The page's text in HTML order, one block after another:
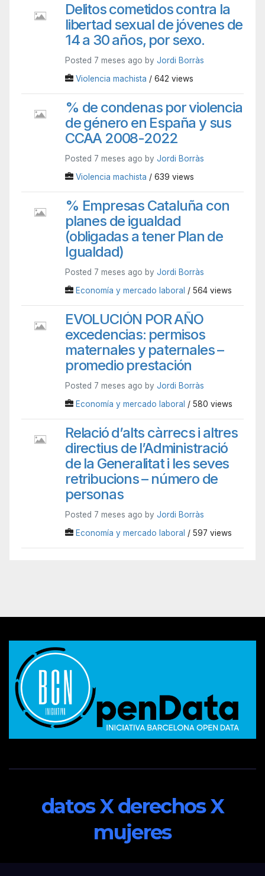
Delitos cometidos contra la
libertad sexual de jóvenes de
14 a 30 años, por sexo.
Posted 7 meses ago by Jordi Borràs
Violencia machista / 642 views
% de condenas por violencia
de género en España y sus
CCAA 2008-2022
Posted 7 meses ago by Jordi Borràs
Violencia machista / 639 views
% Empresas Cataluña con
planes de igualdad
(obligadas a tener Plan de
Igualdad)
Posted 7 meses ago by Jordi Borràs
Economía y mercado laboral / 564 views
EVOLUCIÓN POR AÑO
excedencias: permisos
maternales y paternales –
promedio prestación
Posted 7 meses ago by Jordi Borràs
Economía y mercado laboral / 580 views
Relació d’alts càrrecs i altres
directius de l’Administració
de la Generalitat i les seves
retribucions – número de
personas
Posted 7 meses ago by Jordi Borràs
Economía y mercado laboral / 597 views
datos X derechos X
mujeres